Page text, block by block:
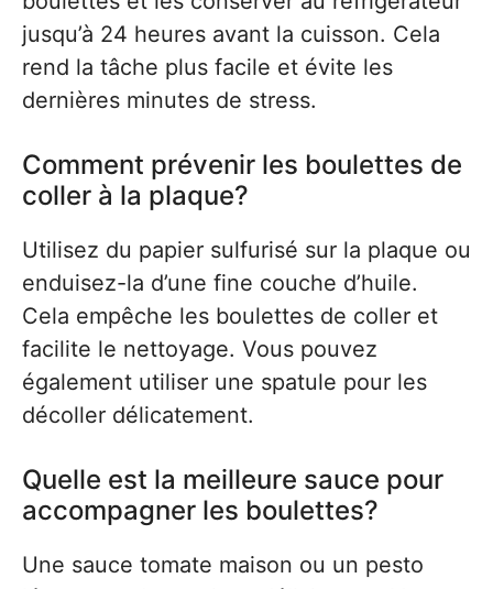
jusqu’à 24 heures avant la cuisson. Cela
rend la tâche plus facile et évite les
dernières minutes de stress.
Comment prévenir les boulettes de
coller à la plaque?
Utilisez du papier sulfurisé sur la plaque ou
enduisez-la d’une fine couche d’huile.
Cela empêche les boulettes de coller et
facilite le nettoyage. Vous pouvez
également utiliser une spatule pour les
décoller délicatement.
Quelle est la meilleure sauce pour
accompagner les boulettes?
Une sauce tomate maison ou un pesto